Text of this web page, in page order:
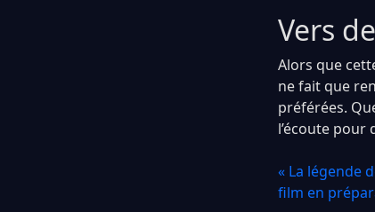
Vers
Alors que
ne fait que
préférées.
l’écoute
« La légende
film en